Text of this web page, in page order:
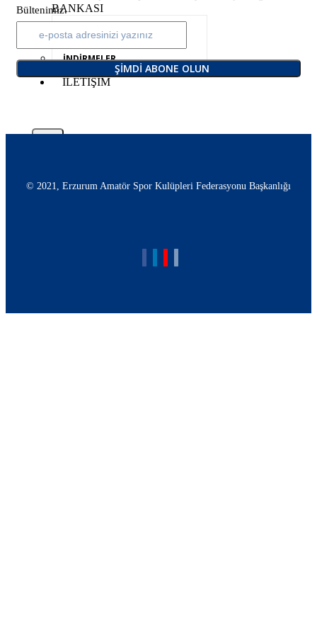
BANKASI
KULÜPLER
STADYUMLAR
İNDİRMELER
İLETİŞİM
Bültenimiz.
ŞIMDI ABONE OLUN
© 2021, Erzurum Amatör Spor Kulüpleri Federasyonu Başkanlığı